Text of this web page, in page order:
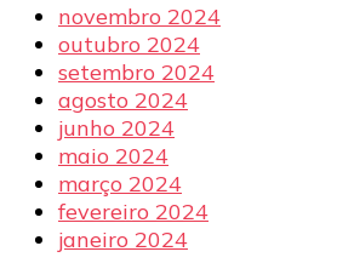
novembro 2024
outubro 2024
setembro 2024
agosto 2024
junho 2024
maio 2024
março 2024
fevereiro 2024
janeiro 2024